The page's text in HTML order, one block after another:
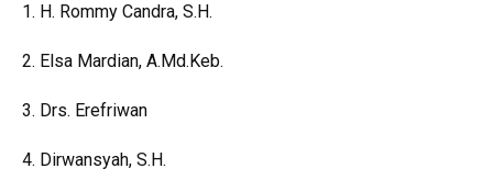
1. H. Rommy Candra, S.H.
2. Elsa Mardian, A.Md.Keb.
3. Drs. Erefriwan
4. Dirwansyah, S.H.